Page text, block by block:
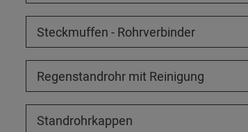
Steckmuffen - Rohrverbinder
Regenstandrohr mit Reinigung
Standrohrkappen